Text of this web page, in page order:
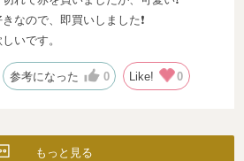
なので、即買いしました❗️
いです。
参考になった 0 Like! 0
もっと見る